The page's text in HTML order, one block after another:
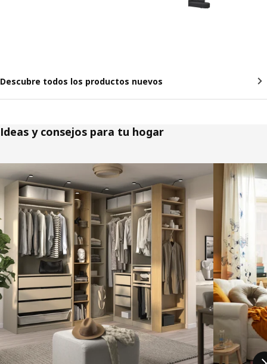
Descubre todos los productos nuevos
Ideas y consejos para tu hogar
Saltar listado